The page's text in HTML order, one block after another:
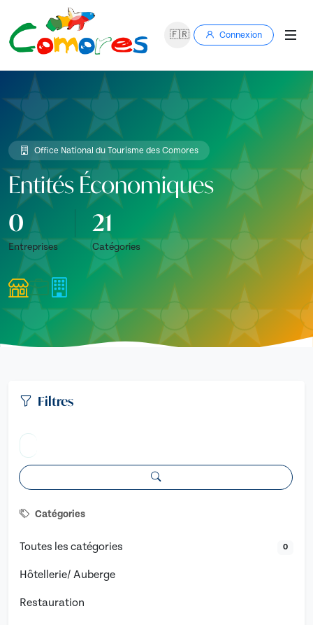
🇫🇷 Connexion
Office National du Tourisme des Comores
Entités Économiques
0
Entreprises
21
Catégories
Filtres
Catégories
Toutes les catégories 0
Hôtellerie/ Auberge
Restauration